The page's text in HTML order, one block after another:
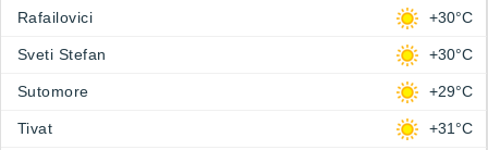
Rafailovici +30°C
Sveti Stefan +30°C
Sutomore +29°C
Tivat +31°C